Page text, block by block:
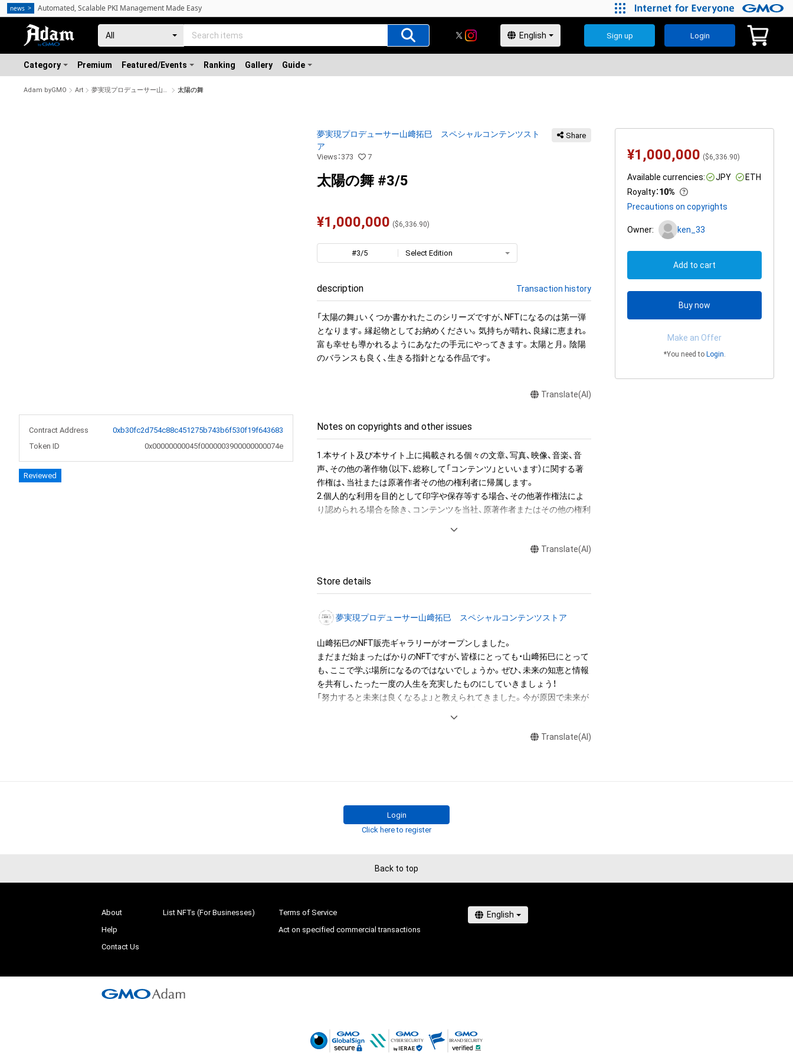
Sign up Login
Category Premium Featured/Events Ranking Gallery Guide
Adam byGMO Art 夢実現プロデューサー山﨑拓巳 スペシャルコンテンツストア 太陽の舞
Contract Address
0xb30fc2d754c88c451275b743b6f530f19f643683
Token ID
0x00000000045f0000003900000000074e
Reviewed
夢実現プロデューサー山﨑拓巳 スペシャルコンテンツスト
ア
Views ： 373 7
Share
太陽の舞 #3/5
¥1,000,000 ($6,336.90)
#3/5 Select Edition
description Transaction history
「太陽の舞」いくつか書かれたこのシリーズですが、NFTになるのは第一弾
となります。縁起物としてお納めください。気持ちが晴れ、良縁に恵まれ。
富も幸せも導かれるようにあなたの手元にやってきます。太陽と月。陰陽
のバランスも良く、生きる指針となる作品です。
Translate(AI)
Notes on copyrights and other issues
1.本サイト及び本サイト上に掲載される個々の文章、写真、映像、音楽、音
声、その他の著作物（以下、総称して「コンテンツ」といいます）に関する著
作権は、当社または原著作者その他の権利者に帰属します。
2.個人的な利用を目的として印字や保存等する場合、その他著作権法によ
り認められる場合を除き、コンテンツを当社、原著作者またはその他の権利
社にご連絡の上、許諾を得ていただくようお願いいたします。なお、肖像、
等、ご利用をお断りする場合もあります。
3.当社の許諾を得てコンテンツを利用する場合、当社指定の著作権表示を
はできません。
Translate(AI)
Store details
夢実現プロデューサー山﨑拓巳 スペシャルコンテンツストア
山﨑拓巳のNFT販売ギャラリーがオープンしました。
まだまだ始まったばかりのNFTですが、皆様にとっても・山﨑拓巳にとって
も、ここで学ぶ場所になるのではないでしょうか。ぜひ、未来の知恵と情報
を共有し、たった一度の人生を充実したものにしていきましょう！
「努力すると未来は良くなるよ」と教えられてきました。今が原因で未来が
ラージュされた現実が変わる。要は未来が原因、現実が結果です。常に未来
Translate(AI)
¥1,000,000 ($6,336.90)
Available currencies: JPY
ETH
Royalty：10%
Precautions on copyrights
Owner: ken_33
Add to cart
Buy now
Make an Offer
*You need to Login.
Login
Click here to register
Back to top
About
Help
Contact Us
List NFTs (For Businesses)
Terms of Service
Act on specified commercial transactions
news Automated, Scalable PKI Management Made Easy